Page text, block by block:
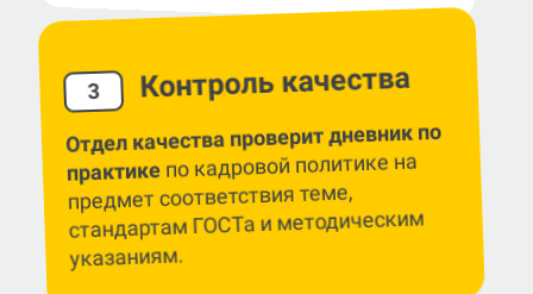
3 Контроль качества
Отдел качества проверит дневник по
практикепо кадровой политике на
предмет соответствия теме,
стандартам ГОСТа и методическим
указаниям.